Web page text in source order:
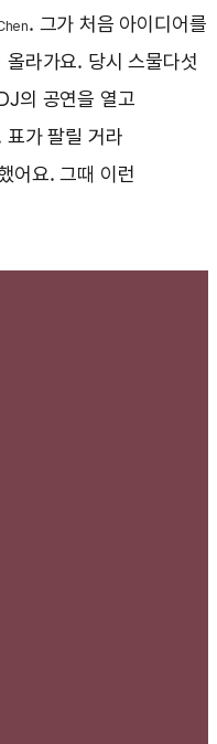
. 그가 처음 아이디어를
라가요. 당시 스물다섯
의 공연을 열고
표가 팔릴 거라
어요. 그때 이런